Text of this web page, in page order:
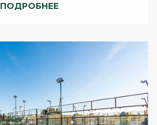
ПОДРОБНЕЕ